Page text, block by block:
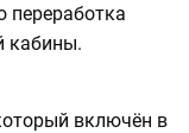
переработка
кабины.
включён в